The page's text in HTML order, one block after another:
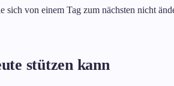
von einem Tag zum nächsten nicht
stützen kann